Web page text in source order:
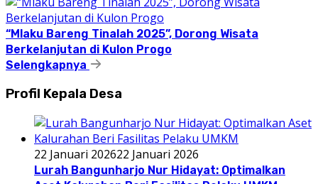
“Mlaku Bareng Tinalah 2025”, Dorong Wisata
Berkelanjutan di Kulon Progo
Selengkapnya
Profil Kepala Desa
22 Januari 202622 Januari 2026
Lurah Bangunharjo Nur Hidayat: Optimalkan